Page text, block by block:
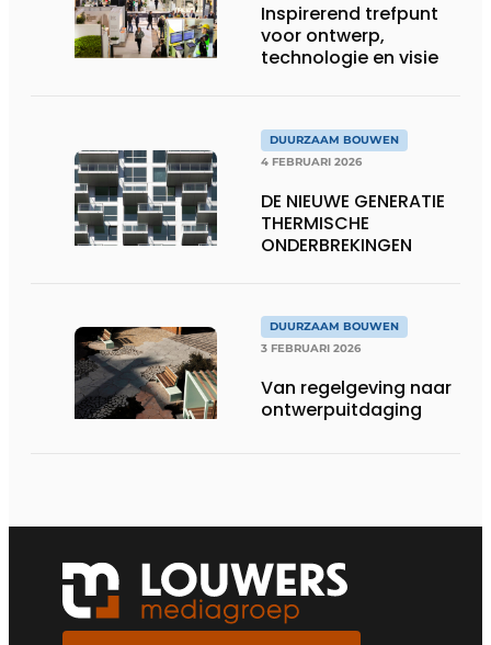
Inspirerend trefpunt
voor ontwerp,
technologie en visie
DUURZAAM BOUWEN
4 FEBRUARI 2026
DE NIEUWE GENERATIE
THERMISCHE
ONDERBREKINGEN
DUURZAAM BOUWEN
3 FEBRUARI 2026
Van regelgeving naar
ontwerpuitdaging